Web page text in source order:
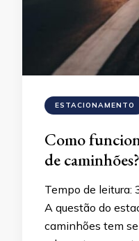
ESTACIONAMENTO
Como
de caminhões?
Tempo de leitura:
A questão do
caminhões tem